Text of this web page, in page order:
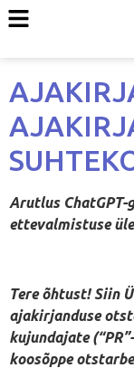
Arutlus
ettevalmistuse
Tere õhtust! Siin
ajakirjanduse
kujundajate
koosõppe